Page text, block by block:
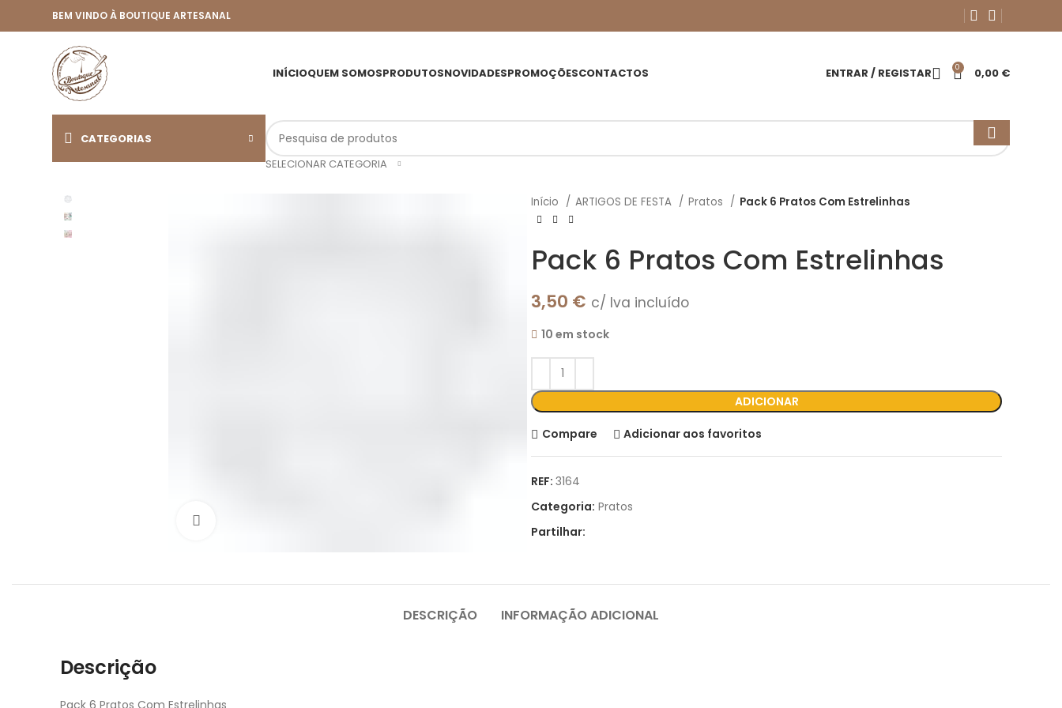
BEM VINDO À BOUTIQUE ARTESANAL
INÍCIOQUEM SOMOSPRODUTOSNOVIDADESPROMOÇÕESCONTACTOS ENTRAR / REGISTAR 0 0,00 €
CATEGORIAS
SELECIONAR CATEGORIA
Início ARTIGOS DE FESTA Pratos Pack 6 Pratos Com Estrelinhas
Pack 6 Pratos Com Estrelinhas
3,50 € c/ Iva incluído
10 em stock
ADICIONAR
Compare Adicionar aos favoritos
REF: 3164
Categoria: Pratos
Partilhar:
DESCRIÇÃO INFORMAÇÃO ADICIONAL
Descrição
Pack 6 Pratos Com Estrelinhas